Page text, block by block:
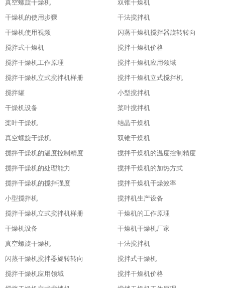
真空螺旋干燥机
双锥干燥机
干燥机的使用步骤
干法搅拌机
干燥机使用视频
闪蒸干燥机搅拌器旋转转向
搅拌式干燥机
搅拌干燥机价格
搅拌干燥机工作原理
搅拌干燥机应用领域
搅拌干燥机立式搅拌机样册
搅拌干燥机立式搅拌机
搅拌罐
小型搅拌机
干燥机设备
桨叶搅拌机
桨叶干燥机
结晶干燥机
真空螺旋干燥机
双锥干燥机
搅拌干燥机的温度控制精度
搅拌干燥机的温度控制精度
搅拌干燥机的处理能力
搅拌干燥机的加热方式
搅拌干燥机的搅拌强度
搅拌干燥机干燥效率
小型搅拌机
搅拌机生产设备
搅拌干燥机立式搅拌机样册
干燥机的工作原理
干燥机设备
干燥机干燥机厂家
真空螺旋干燥机
干法搅拌机
闪蒸干燥机搅拌器旋转转向
搅拌式干燥机
搅拌干燥机应用领域
搅拌干燥机价格